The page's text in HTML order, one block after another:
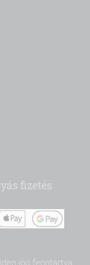
fizetés
jog fenntartva